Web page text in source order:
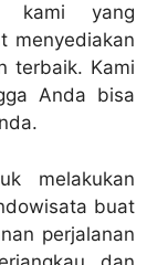
kami yang
menyediakan
terbaik. Kami
Anda bisa
melakukan
buat
perjalanan